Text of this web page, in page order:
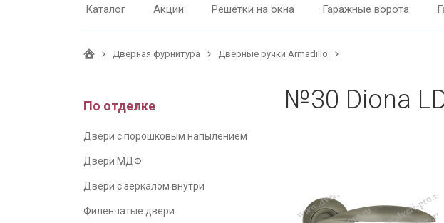
Каталог Акции Решетки на окна Гаражные ворота
Дверная фурнитура Дверные ручки Armadillo
По отделке
Двери с порошковым напылением
Двери МДФ
Двери с зеркалом внутри
Филенчатые двери
№30 Diona